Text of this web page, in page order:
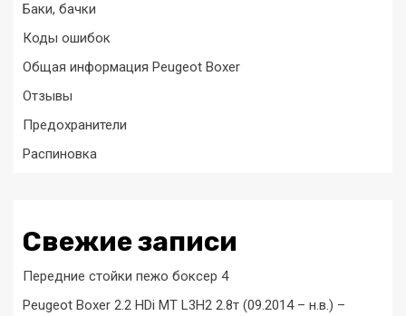
Баки, бачки
Коды ошибок
Общая информация Peugeot Boxer
Отзывы
Предохранители
Распиновка
Свежие записи
Передние стойки пежо боксер 4
Peugeot Boxer 2.2 HDi MT L3H2 2.8т (09.2014 – н.в.) –